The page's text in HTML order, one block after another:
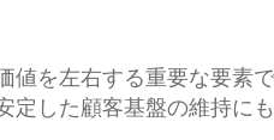
を左右する重要な要素
した顧客基盤の維持にも